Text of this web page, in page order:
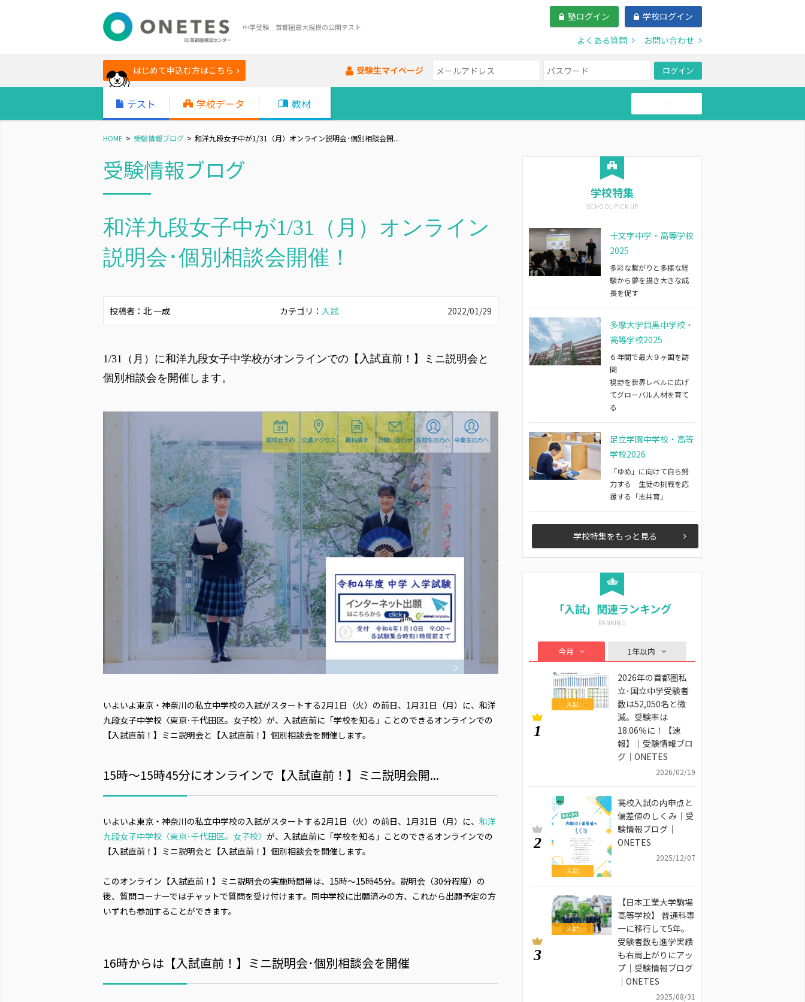
中学受験 首都圏最大規模の公開テスト
塾ログイン
学校ログイン
よくある質問
お問い合わせ
はじめて申込む方はこちら 受験生マイページ ログイン
テスト 学校データ 教材 帰国生
HOME 受験情報ブログ 和洋九段女子中が1/31（月）オンライン説明会･個別相談会開...
受験情報ブログ
和洋九段女子中が1/31（月）オンライン
説明会･個別相談会開催！
投稿者：北 一成 カテゴリ： 入試 2022/01/29
1/31（月）に和洋九段女子中学校がオンラインでの【入試直前！】ミニ説明会と
個別相談会を開催します。
いよいよ東京・神奈川の私立中学校の入試がスタートする2月1日（火）の前日、1月31日（月）に、和洋
九段女子中学校〈東京･千代田区。女子校〉が、入試直前に「学校を知る」ことのできるオンラインでの
【入試直前！】ミニ説明会と【入試直前！】個別相談会を開催します。
15時～15時45分にオンラインで【入試直前！】ミニ説明会開...
いよいよ東京・神奈川の私立中学校の入試がスタートする2月1日（火）の前日、1月31日（月）に、 和洋
九段女子中学校〈東京･千代田区。女子校〉 が、入試直前に「学校を知る」ことのできるオンラインでの
【入試直前！】ミニ説明会と【入試直前！】個別相談会を開催します。
このオンライン【入試直前！】ミニ説明会の実施時間帯は、15時～15時45分。説明会（30分程度）の
後、質問コーナーではチャットで質問を受け付けます。同中学校に出願済みの方、これから出願予定の方
いずれも参加することができます。
16時からは【入試直前！】ミニ説明会･個別相談会を開催
学校特集
十文字中学・高等学校
2025
多彩な繋がりと多様な経
験から夢を描き大きな成
長を促す
多摩大学目黒中学校・
高等学校2025
６年間で最大９ヶ国を訪
問
視野を世界レベルに広げ
てグローバル人材を育て
る
足立学園中学校・高等
学校2026
「ゆめ」に向けて自ら努
力する 生徒の挑戦を応
援する「志共育」
学校特集をもっと見る
「入試」関連ランキング
今月 1年以内
1
入試
2026年の首都圏私
立･国立中学受験者
数は52,050名と微
減。受験率は
18.06％に！【速
報】｜受験情報ブロ
グ｜ONETES
2026/02/19
2
入試
高校入試の内申点と
偏差値のしくみ｜受
験情報ブログ｜
ONETES
2025/12/07
3
入試
【日本工業大学駒場
高等学校】 普通科専
一に移行して5年。
受験者数も進学実績
も右肩上がりにアッ
プ｜受験情報ブログ
｜ONETES
2025/08/31